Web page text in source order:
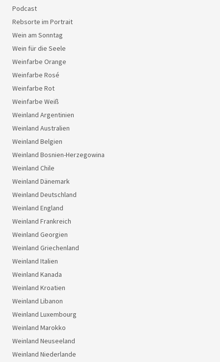
Podcast
Rebsorte im Portrait
Wein am Sonntag
Wein für die Seele
Weinfarbe Orange
Weinfarbe Rosé
Weinfarbe Rot
Weinfarbe Weiß
Weinland Argentinien
Weinland Australien
Weinland Belgien
Weinland Bosnien-Herzegowina
Weinland Chile
Weinland Dänemark
Weinland Deutschland
Weinland England
Weinland Frankreich
Weinland Georgien
Weinland Griechenland
Weinland Italien
Weinland Kanada
Weinland Kroatien
Weinland Libanon
Weinland Luxembourg
Weinland Marokko
Weinland Neuseeland
Weinland Niederlande